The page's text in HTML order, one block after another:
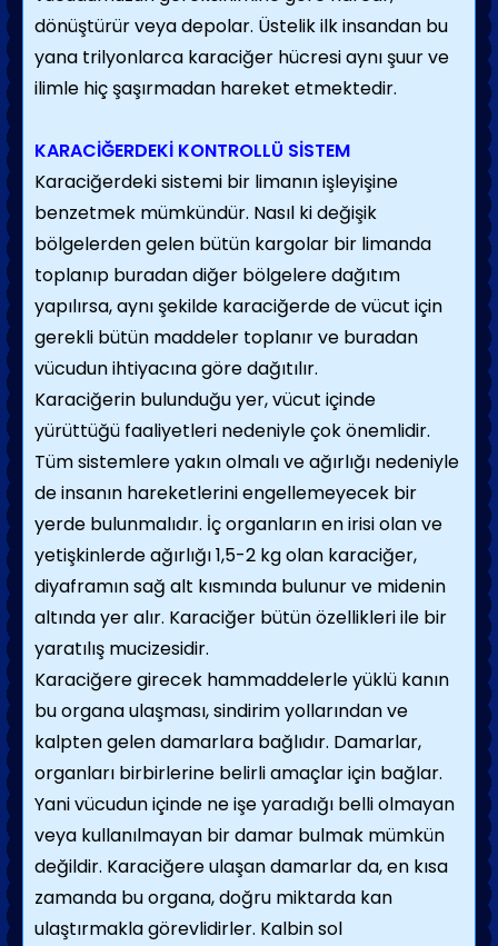
dönüştürür veya depolar. Üstelik ilk insandan bu
yana trilyonlarca karaciğer hücresi aynı şuur ve
ilimle hiç şaşırmadan hareket etmektedir.
KARACİĞERDEKİ KONTROLLÜ SİSTEM
Karaciğerdeki sistemi bir limanın işleyişine
benzetmek mümkündür. Nasıl ki değişik
bölgelerden gelen bütün kargolar bir limanda
toplanıp buradan diğer bölgelere dağıtım
yapılırsa, aynı şekilde karaciğerde de vücut için
gerekli bütün maddeler toplanır ve buradan
vücudun ihtiyacına göre dağıtılır.
Karaciğerin bulunduğu yer, vücut içinde
yürüttüğü faaliyetleri nedeniyle çok önemlidir.
Tüm sistemlere yakın olmalı ve ağırlığı nedeniyle
de insanın hareketlerini engellemeyecek bir
yerde bulunmalıdır. İç organların en irisi olan ve
yetişkinlerde ağırlığı 1,5-2 kg olan karaciğer,
diyaframın sağ alt kısmında bulunur ve midenin
altında yer alır. Karaciğer bütün özellikleri ile bir
yaratılış mucizesidir.
Karaciğere girecek hammaddelerle yüklü kanın
bu organa ulaşması, sindirim yollarından ve
kalpten gelen damarlara bağlıdır. Damarlar,
organları birbirlerine belirli amaçlar için bağlar.
Yani vücudun içinde ne işe yaradığı belli olmayan
veya kullanılmayan bir damar bulmak mümkün
değildir. Karaciğere ulaşan damarlar da, en kısa
zamanda bu organa, doğru miktarda kan
ulaştırmakla görevlidirler. Kalbin sol